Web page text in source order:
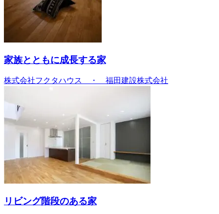
家族とともに成長する家
株式会社フクタハウス ・ 福田建設株式会社
リビング階段のある家